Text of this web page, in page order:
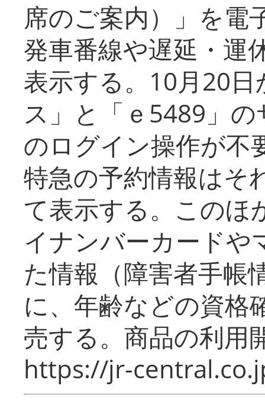
席のご案内）」を電
発車番線や遅延・運
表示する。10月20
ス」と「ｅ5489」
のログイン操作が不
特急の予約情報はそ
て表示する。このほ
イナンバーカードや
た情報（障害者手帳
に、年齢などの資格
売する。商品の利用
https://jr-